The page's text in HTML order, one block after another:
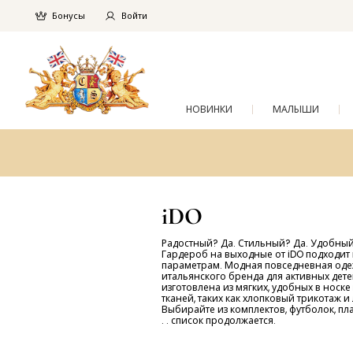
Бонусы Войти
НОВИНКИ МАЛЫШИ
iDO
Радостный? Да. Стильный? Да.
Гардероб на выходные от iDO подходит
параметрам. Модная повседневная
итальянского бренда для активных
изготовлена ​​из мягких, удобных в носке
тканей, таких как хлопковый трикотаж и
Выбирайте из комплектов, футболок,
. . список продолжается.